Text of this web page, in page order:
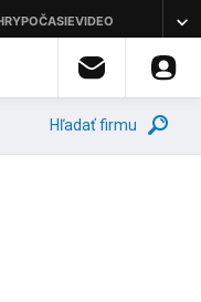
Hľadať firmu